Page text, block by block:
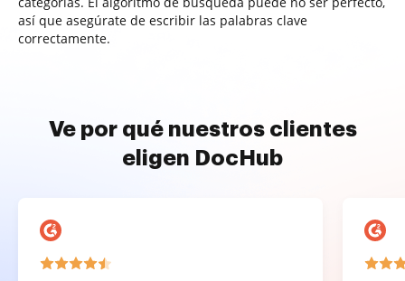
así que asegúrate de escribir las palabras clave
correctamente.
Ve por qué nuestros clientes
eligen DocHub